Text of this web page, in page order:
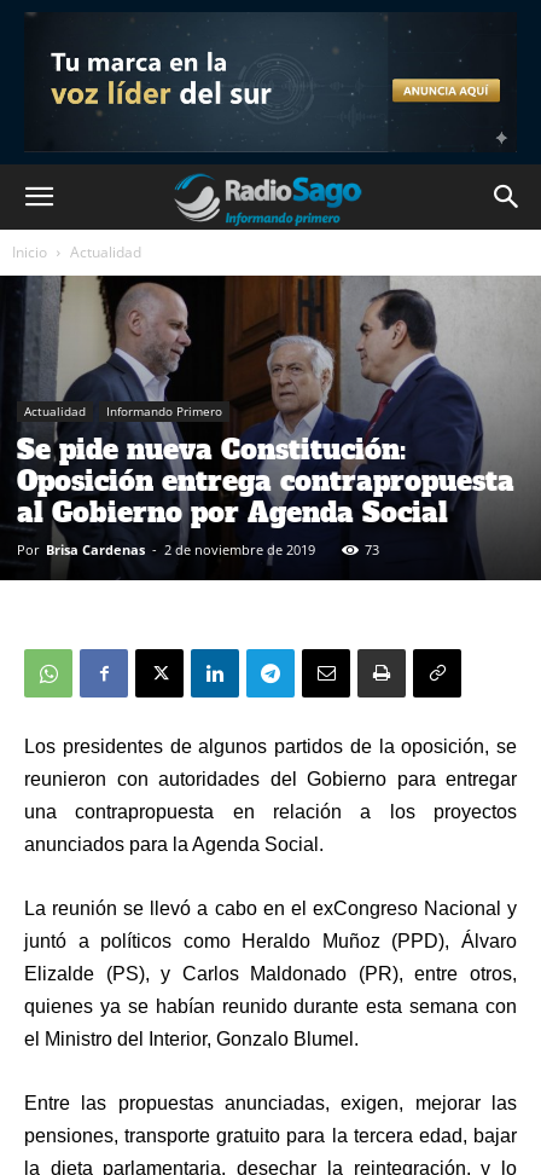
Inicio Actualidad
Actualidad Informando Primero
Se pide nueva Constitución:
Oposición entrega contrapropuesta
al Gobierno por Agenda Social
Por Brisa Cardenas - 2 de noviembre de 2019 73
Los presidentes de algunos partidos de la oposición, se
reunieron con autoridades del Gobierno para entregar
una contrapropuesta en relación a los proyectos
anunciados para la Agenda Social .
La reunión se llevó a cabo en el exCongreso Nacional y
juntó a políticos como
Heraldo Muñoz (PPD),Álvaro
Elizalde (PS), y Carlos Maldonado (PR), entre otros,
quienes ya se habían reunido durante esta semana con
el Ministro del Interior, Gonzalo Blumel .
Entre las propuestas anunciadas, exigen, mejorar las
pensiones, transporte gratuito para la tercera edad, bajar
la dieta parlamentaria,desechar la reintegración, y lo